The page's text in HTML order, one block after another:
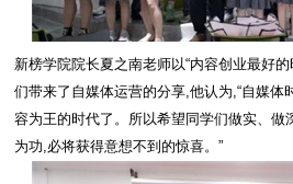
新榜学院院长夏之南老师以“内容创业最好
们带来了自媒体运营的分享,他认为,“自媒体
容为王的时代了。所以希望同学们做实、做
为功,必将获得意想不到的惊喜。”